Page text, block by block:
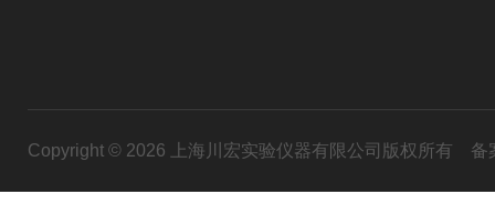
Copyright © 2026 上海川宏实验仪器有限公司版权所有 备